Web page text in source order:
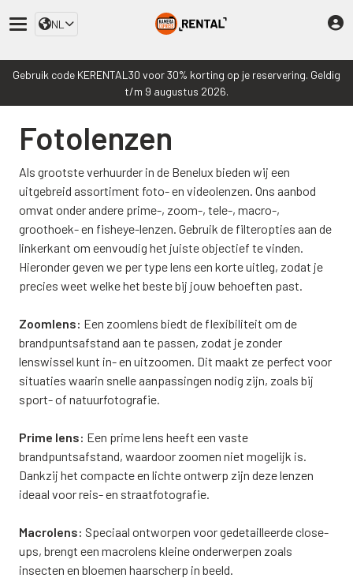
NL
Gebruik code KERENTAL30 voor 30% korting op je reservering. Geldig
t/m 9 augustus 2026.
Fotolenzen
Als grootste verhuurder in de Benelux bieden wij een
uitgebreid assortiment foto- en videolenzen. Ons aanbod
omvat onder andere prime-, zoom-, tele-, macro-,
groothoek- en fisheye-lenzen. Gebruik de filteropties aan de
linkerkant om eenvoudig het juiste objectief te vinden.
Hieronder geven we per type lens een korte uitleg, zodat je
precies weet welke het beste bij jouw behoeften past.
Zoomlens: Een zoomlens biedt de flexibiliteit om de
brandpuntsafstand aan te passen, zodat je zonder
lenswissel kunt in- en uitzoomen. Dit maakt ze perfect voor
situaties waarin snelle aanpassingen nodig zijn, zoals bij
sport- of natuurfotografie.
Prime lens: Een prime lens heeft een vaste
brandpuntsafstand, waardoor zoomen niet mogelijk is.
Dankzij het compacte en lichte ontwerp zijn deze lenzen
ideaal voor reis- en straatfotografie.
Macrolens: Speciaal ontworpen voor gedetailleerde close-
ups, brengt een macrolens kleine onderwerpen zoals
insecten en bloemen haarscherp in beeld.